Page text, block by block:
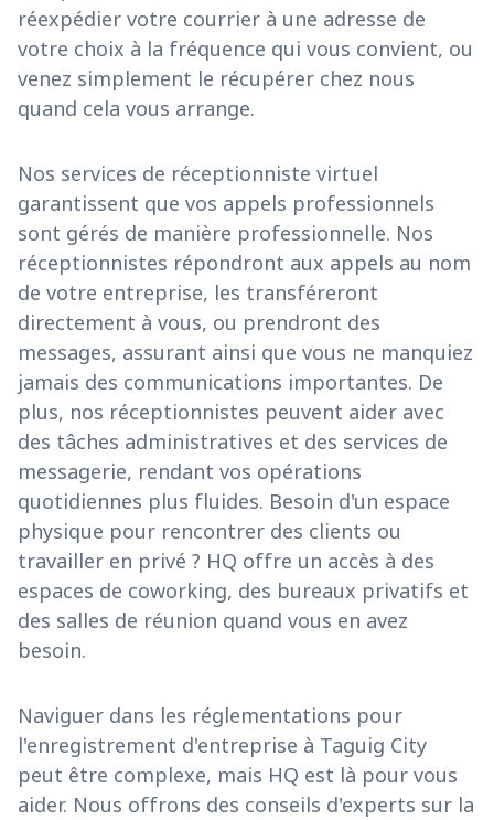
réexpédier votre courrier à une adresse de
votre choix à la fréquence qui vous convient, ou
venez simplement le récupérer chez nous
quand cela vous arrange.
Nos services de réceptionniste virtuel
garantissent que vos appels professionnels
sont gérés de manière professionnelle. Nos
réceptionnistes répondront aux appels au nom
de votre entreprise, les transféreront
directement à vous, ou prendront des
messages, assurant ainsi que vous ne manquiez
jamais des communications importantes. De
plus, nos réceptionnistes peuvent aider avec
des tâches administratives et des services de
messagerie, rendant vos opérations
quotidiennes plus fluides. Besoin d'un espace
physique pour rencontrer des clients ou
travailler en privé ? HQ offre un accès à des
espaces de coworking, des bureaux privatifs et
des salles de réunion quand vous en avez
besoin.
Naviguer dans les réglementations pour
l'enregistrement d'entreprise à Taguig City
peut être complexe, mais HQ est là pour vous
aider. Nous offrons des conseils d'experts sur la